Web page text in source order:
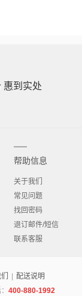
惠到实处
帮助信息
关于我们
常见问题
找回密码
退订邮件/短信
联系客服
配送说明
400-880-1992